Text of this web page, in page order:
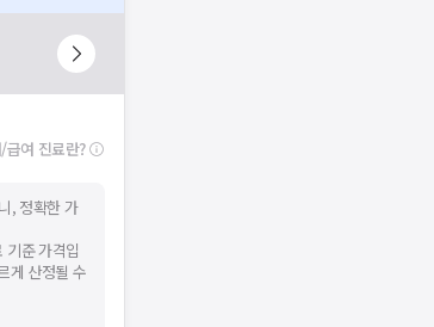
급여 진료란?
, 정확한 가
기준 가격입
게 산정될 수